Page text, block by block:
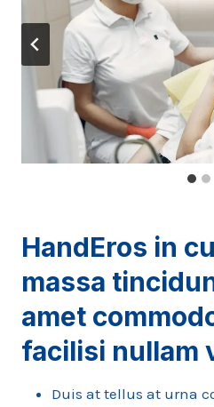
HandEros in
massa
amet
facilisi nullam
Duis at tellus at urna